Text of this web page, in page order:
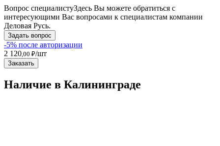
Вопрос специалистуЗдесь Вы можете обратиться с
интересующими Вас вопросами к специалистам компании
Деловая Русь.
Задать вопрос
-5% после авторизации
2 120 ,00 ₽/шт
Заказать
Наличие в Калининградe